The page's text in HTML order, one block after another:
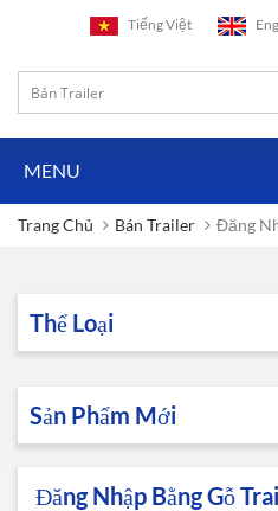
Tiếng Việt
MENU
Trang Chủ Bán Trailer Đăng
Thể Loại
Sản Phẩm Mới
Đăng Nhập Bằng Gỗ